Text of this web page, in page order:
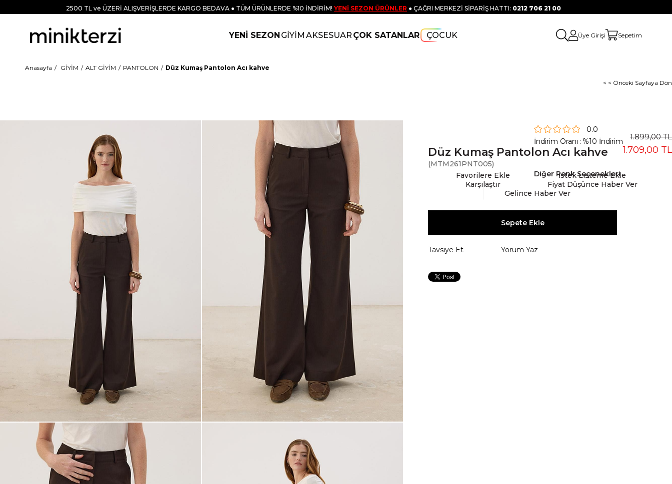
2500 TL ve ÜZERİ ALIŞVERİŞLERDE KARGO BEDAVA ● TÜM ÜRÜNLERDE %10 İNDİRİM! YENİ SEZON ÜRÜNLER ● ÇAĞRI MERKEZİ SİPARİŞ HATTI: 0212 706 21 00
YENİ SEZON GİYİM AKSESUAR ÇOK SATANLAR ÇOCUK Üye Girişi Sepetim
Anasayfa GİYİM ALT GİYİM PANTOLON
Düz Kumaş Pantolon Acı kahve
< < Önceki Sayfaya Dön
Düz Kumaş Pantolon Acı kahve
(MTM261PNT005)
0.0
İndirim Oranı : %10 İndirim 1.899,00 TL
1.709,00 TL
Diğer Renk Seçenekleri
Favorilere Ekle
İstek Listeme Ekle
Karşılaştır
Fiyat Düşünce Haber Ver
Gelince Haber Ver
Tavsiye Et Yorum Yaz